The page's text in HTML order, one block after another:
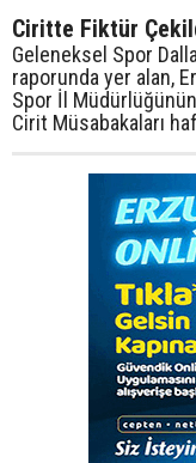
Ciritte Fiktür
Geleneksel Spor
raporunda yer alan,
Spor İl
Cirit Müsabakaları